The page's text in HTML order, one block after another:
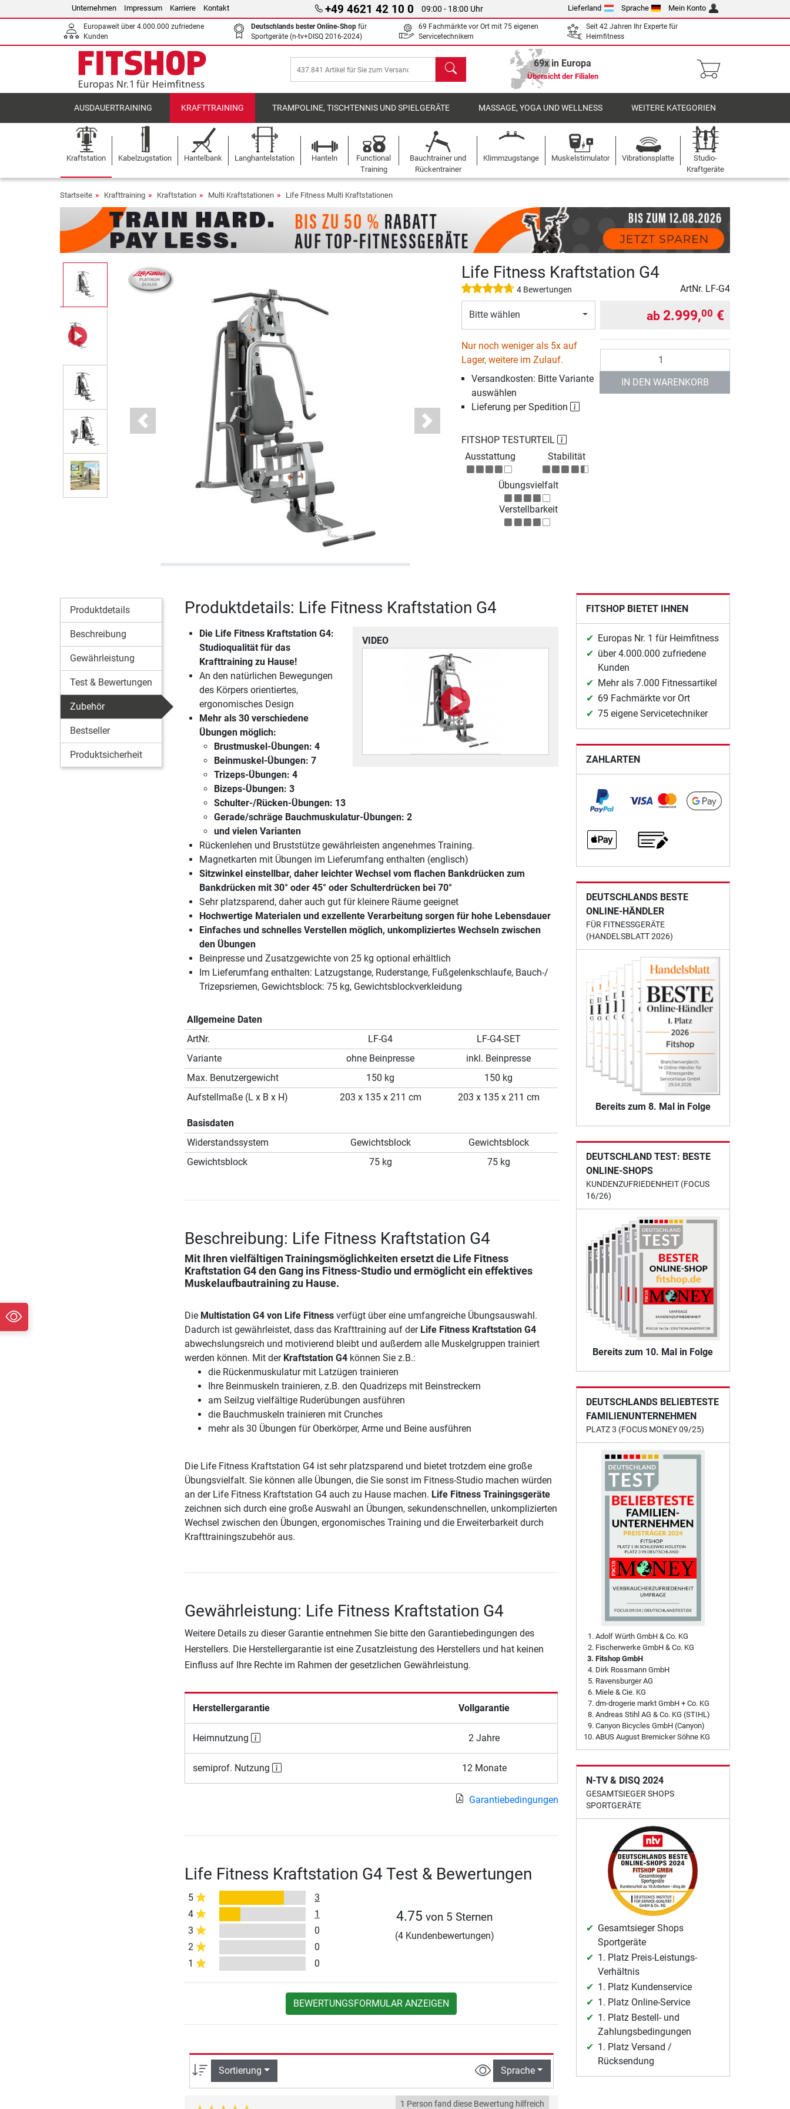
Unternehmen Impressum Karriere Kontakt +49 4621 42 10 0 09:00 - 18:00 Uhr Lieferland Sprache Mein Konto
Europaweit über 4.000.000 zufriedene
Kunden
Deutschlands bester Online-Shop für
Sportgeräte (n-tv+DISQ 2016-2024)
69 Fachmärkte vor Ort mit 75 eigenen
Servicetechnikern
Seit 42 Jahren Ihr Experte für
Heimfitness
Suchen 69x in Europa
Übersicht der Filialen
AUSDAUERTRAINING KRAFTTRAINING TRAMPOLINE, TISCHTENNIS UND SPIELGERÄTE MASSAGE, YOGA UND WELLNESS WEITERE KATEGORIEN
Kraftstation Kabelzugstation Hantelbank Langhantelstation Hanteln
Functional
Training
Bauchtrainer und
Rückentrainer
Klimmzugstange Muskelstimulator Vibrationsplatte
Studio-
Kraftgeräte
Startseite Krafttraining Kraftstation Multi Kraftstationen Life Fitness Multi Kraftstationen
Previous Next
Life Fitness Kraftstation G4
4 Bewertungen ArtNr. LF-G4
Bitte wählen
Nur noch weniger als 5x auf
Lager, weitere im Zulauf.
Versandkosten: Bitte Variante
auswählen
Lieferung per Spedition
ab 2.999,00 €
IN DEN WARENKORB
FITSHOP TESTURTEIL
Ausstattung
Stabilität
Übungsvielfalt
Verstellbarkeit
Produktdetails
Beschreibung
Gewährleistung
Test & Bewertungen
Zubehör
Bestseller
Produktsicherheit
Produktdetails: Life Fitness Kraftstation G4
VIDEO
Die Life Fitness Kraftstation G4:
Studioqualität für das
Krafttraining zu Hause!
An den natürlichen Bewegungen
des Körpers orientiertes,
ergonomisches Design
Mehr als 30 verschiedene
Übungen möglich:
Brustmuskel-Übungen: 4
Beinmuskel-Übungen: 7
Trizeps-Übungen: 4
Bizeps-Übungen: 3
Schulter-/Rücken-Übungen: 13
Gerade/schräge Bauchmuskulatur-Übungen: 2
und vielen Varianten
Rückenlehen und Bruststütze gewährleisten angenehmes Training.
Magnetkarten mit Übungen im Lieferumfang enthalten (englisch)
Sitzwinkel einstellbar, daher leichter Wechsel vom flachen Bankdrücken zum
Bankdrücken mit 30° oder 45° oder Schulterdrücken bei 70°
Sehr platzsparend, daher auch gut für kleinere Räume geeignet
Hochwertige Materialen und exzellente Verarbeitung sorgen für hohe Lebensdauer
Einfaches und schnelles Verstellen möglich, unkompliziertes Wechseln zwischen
den Übungen
Beinpresse und Zusatzgewichte von 25 kg optional erhältlich
Im Lieferumfang enthalten: Latzugstange, Ruderstange, Fußgelenkschlaufe, Bauch-/
Trizepsriemen, Gewichtsblock: 75 kg, Gewichtsblockverkleidung
Allgemeine Daten
ArtNr.
LF-G4
LF-G4-SET
Variante
ohne Beinpresse
inkl. Beinpresse
Max. Benutzergewicht
150 kg
150 kg
Aufstellmaße (L x B x H)
203 x 135 x 211 cm 203 x 135 x 211 cm
Basisdaten
Widerstandssystem
Gewichtsblock
Gewichtsblock
Gewichtsblock
75 kg 75 kg
Beschreibung: Life Fitness Kraftstation G4
Mit Ihren vielfältigen Trainingsmöglichkeiten ersetzt die Life Fitness
Kraftstation G4den Gang ins Fitness-Studio und ermöglicht ein effektives
Muskelaufbautraining zu Hause.
Die Multistation G4 von Life Fitnessverfügt über eine umfangreiche Übungsauswahl.
Dadurch ist gewährleistet, dass das Krafttraining auf der Life Fitness Kraftstation G4
abwechslungsreich und motivierend bleibt und außerdem alle Muskelgruppen trainiert
werden können. Mit der Kraftstation G4können Sie z.B.:
die Rückenmuskulatur mit Latzügen trainieren
Ihre Beinmuskeln trainieren, z.B. den Quadrizeps mit Beinstreckern
am Seilzug vielfältige Ruderübungen ausführen
die Bauchmuskeln trainieren mit Crunches
mehr als 30 Übungen für Oberkörper, Arme und Beine ausführen
Die Life Fitness Kraftstation G4 ist sehr platzsparend und bietet trotzdem eine große
Übungsvielfalt. Sie können alle Übungen, die Sie sonst im Fitness-Studio machen würden
an der Life Fitness Kraftstation G4 auch zu Hause machen. Life Fitness Trainingsgeräte
zeichnen sich durch eine große Auswahl an Übungen, sekundenschnellen, unkomplizierten
Wechsel zwischen den Übungen, ergonomisches Training und die Erweiterbarkeit durch
Krafttrainingszubehör aus.
Gewährleistung: Life Fitness Kraftstation G4
Weitere Details zu dieser Garantie entnehmen Sie bitte den Garantiebedingungen des
Herstellers. Die Herstellergarantie ist eine Zusatzleistung des Herstellers und hat keinen
Einfluss auf Ihre Rechte im Rahmen der gesetzlichen Gewährleistung.
Herstellergarantie Vollgarantie
Heimnutzung 2 Jahre
semiprof. Nutzung 12 Monate
Garantiebedingungen
Life Fitness Kraftstation G4 Test & Bewertungen
5
3
4
1
3
0
2
0
1
0
4.75 von 5 Sternen
(4 Kundenbewertungen)
BEWERTUNGSFORMULAR ANZEIGEN
Sortierung Sprache
1 Person fand diese Bewertung hilfreich
FITSHOP BIETET IHNEN
Europas Nr. 1 für Heimfitness
über 4.000.000 zufriedene
Kunden
Mehr als 7.000 Fitnessartikel
69 Fachmärkte vor Ort
75 eigene Servicetechniker
ZAHLARTEN
DEUTSCHLANDS BESTE
ONLINE-HÄNDLER
FÜR FITNESSGERÄTE
(HANDELSBLATT 2026)
Bereits zum 8. Mal in Folge
DEUTSCHLAND TEST: BESTE
ONLINE-SHOPS
KUNDENZUFRIEDENHEIT (FOCUS
16/26)
Bereits zum 10. Mal in Folge
DEUTSCHLANDS BELIEBTESTE
FAMILIENUNTERNEHMEN
PLATZ 3 (FOCUS MONEY 09/25)
Adolf Würth GmbH & Co. KG
Fischerwerke GmbH & Co. KG
Fitshop GmbH
Dirk Rossmann GmbH
Ravensburger AG
Miele & Cie. KG
dm-drogerie markt GmbH + Co. KG
Andreas Stihl AG & Co. KG (STIHL)
Canyon Bicycles GmbH (Canyon)
ABUS August Bremicker Söhne KG
N-TV & DISQ 2024
GESAMTSIEGER SHOPS
SPORTGERÄTE
Gesamtsieger Shops
Sportgeräte
1. Platz Preis-Leistungs-
Verhältnis
1. Platz Kundenservice
1. Platz Online-Service
1. Platz Bestell- und
Zahlungsbedingungen
1. Platz Versand /
Rücksendung